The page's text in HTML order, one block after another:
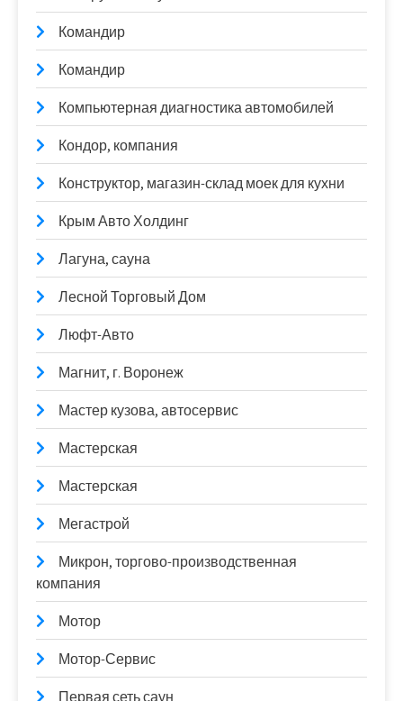
Командир
Командир
Компьютерная диагностика автомобилей
Кондор, компания
Конструктор, магазин-склад моек для кухни
Крым Авто Холдинг
Лагуна, сауна
Лесной Торговый Дом
Люфт-Авто
Магнит, г. Воронеж
Мастер кузова, автосервис
Мастерская
Мастерская
Мегастрой
Микрон, торгово-производственная
компания
Мотор
Мотор-Сервис
Первая сеть саун